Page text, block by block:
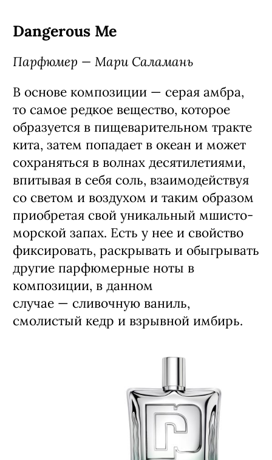
Dangerous Me
Парфюмер — Мари Саламань
В основе композиции — серая амбра,
то самое редкое вещество, которое
образуется в пищеварительном тракте
кита, затем попадает в океан и может
сохраняться в волнах десятилетиями,
впитывая в себя соль, взаимодействуя
со светом и воздухом и таким образом
приобретая свой уникальный мшисто-
морской запах. Есть у нее и свойство
фиксировать, раскрывать и обыгрывать
другие парфюмерные ноты в
композиции, в данном
случае — сливочную ваниль,
смолистый кедр и взрывной имбирь.